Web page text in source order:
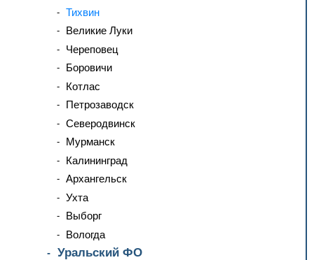
Тихвин
Великие Луки
Череповец
Боровичи
Котлас
Петрозаводск
Северодвинск
Мурманск
Калининград
Архангельск
Ухта
Выборг
Вологда
Уральский ФО